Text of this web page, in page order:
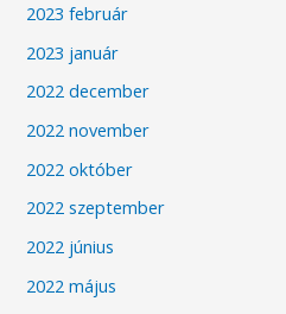
2023 február
2023 január
2022 december
2022 november
2022 október
2022 szeptember
2022 június
2022 május